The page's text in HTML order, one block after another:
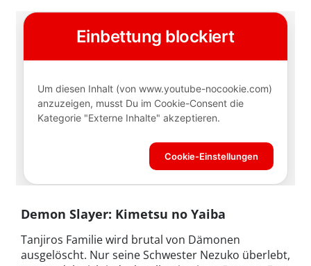
Demon Slayer: Kimetsu no Yaiba
Tanjiros Familie wird brutal von Dämonen
ausgelöscht. Nur seine Schwester Nezuko überlebt,